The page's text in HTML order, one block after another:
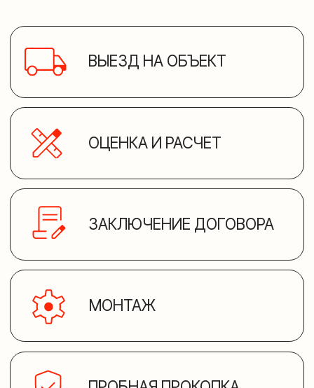
Дымоходы
Камины
Банные печи
г. Санкт-Петербург
ул. Бухарестская 74